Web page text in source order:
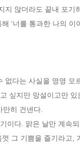
지 않더라도 끝내 포
‘너를 통과한 나의 이
없다는 사실을 영영
싶지만 망설이고만
만히 건넨다.
이다. 맑은 날만 계속
그 기쁨을 즐기라고